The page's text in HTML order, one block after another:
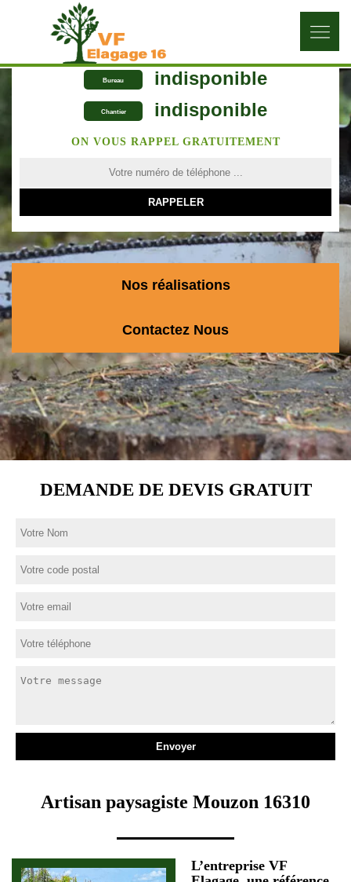
Bureau indisponible
Chantier indisponible
ON VOUS RAPPEL GRATUITEMENT
Nos réalisations
Contactez Nous
DEMANDE DE DEVIS GRATUIT
Artisan paysagiste Mouzon 16310
L’entreprise VF